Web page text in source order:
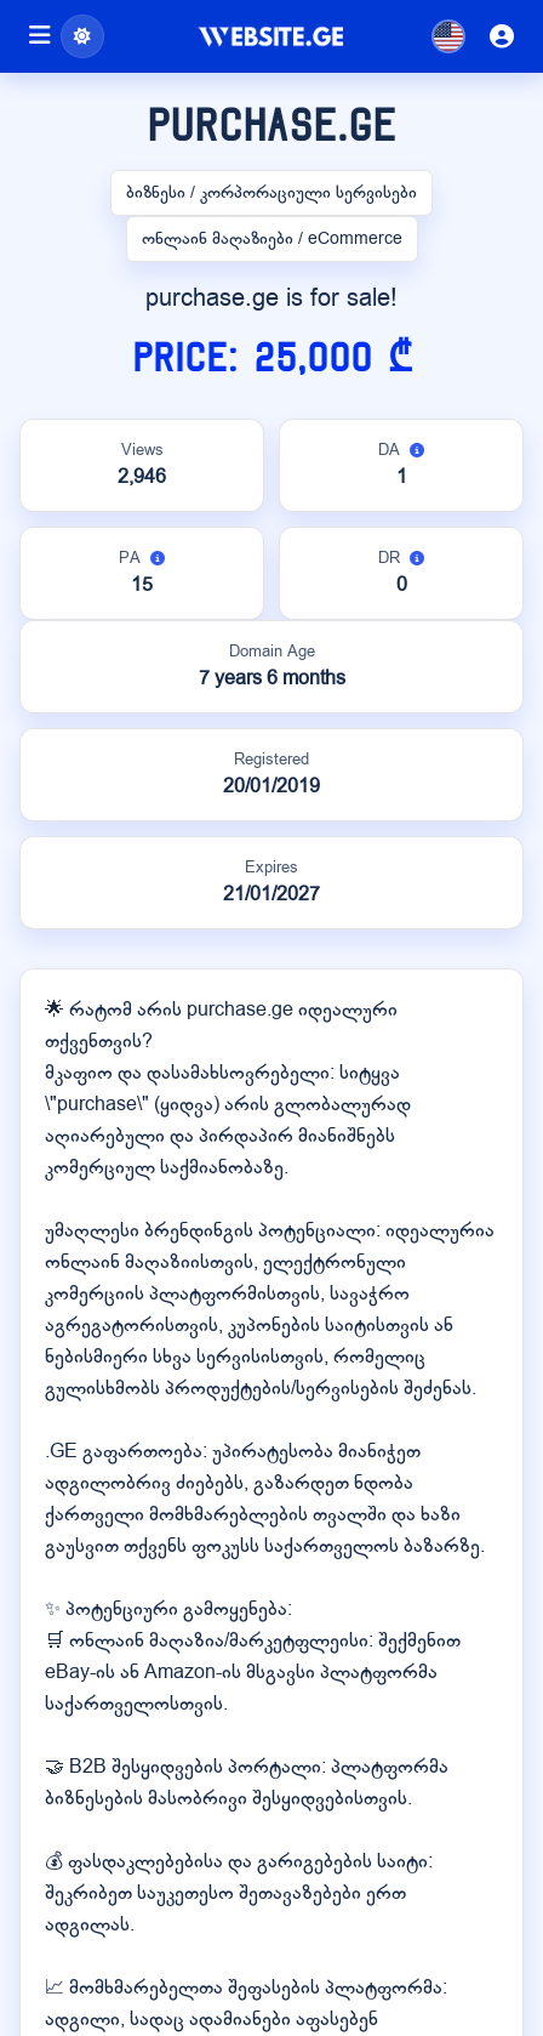
purchase.ge
ბიზნესი / კორპორაციული სერვისები
ონლაინ მაღაზიები / eCommerce
purchase.ge is for sale!
Price: 25,000 ₾
Views
2,946
DA
1
PA
15
DR
0
Domain Age
7 years 6 months
Registered
20/01/2019
Expires
21/01/2027
🌟 რატომ არის purchase.ge იდეალური
თქვენთვის?
მკაფიო და დასამახსოვრებელი: სიტყვა
\"purchase\" (ყიდვა) არის გლობალურად
აღიარებული და პირდაპირ მიანიშნებს
კომერციულ საქმიანობაზე.
უმაღლესი ბრენდინგის პოტენციალი: იდეალურია
ონლაინ მაღაზიისთვის, ელექტრონული
კომერციის პლატფორმისთვის, სავაჭრო
აგრეგატორისთვის, კუპონების საიტისთვის ან
ნებისმიერი სხვა სერვისისთვის, რომელიც
გულისხმობს პროდუქტების/სერვისების შეძენას.
.GE გაფართოება: უპირატესობა მიანიჭეთ
ადგილობრივ ძიებებს, გაზარდეთ ნდობა
ქართველი მომხმარებლების თვალში და ხაზი
გაუსვით თქვენს ფოკუსს საქართველოს ბაზარზე.
✨ პოტენციური გამოყენება:
🛒 ონლაინ მაღაზია/მარკეტფლეისი: შექმენით
eBay-ის ან Amazon-ის მსგავსი პლატფორმა
საქართველოსთვის.
🤝 B2B შესყიდვების პორტალი: პლატფორმა
ბიზნესების მასობრივი შესყიდვებისთვის.
💰 ფასდაკლებებისა და გარიგებების საიტი:
შეკრიბეთ საუკეთესო შეთავაზებები ერთ
ადგილას.
📈 მომხმარებელთა შეფასების პლატფორმა:
ადგილი, სადაც ადამიანები აფასებენ